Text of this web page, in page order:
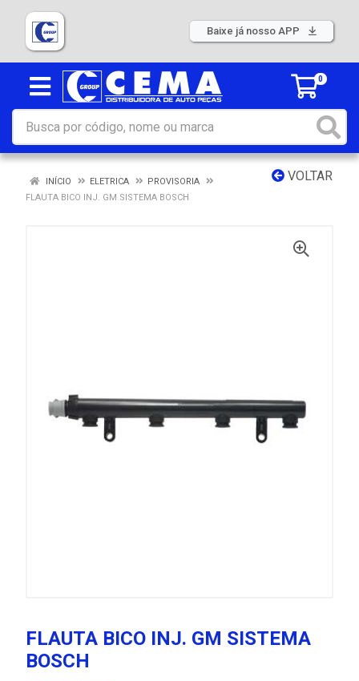
Baixe já nosso APP
0
VOLTAR
INÍCIO ELETRICA
PROVISORIA
FLAUTA BICO INJ. GM SISTEMA BOSCH
FLAUTA BICO INJ. GM SISTEMA
BOSCH